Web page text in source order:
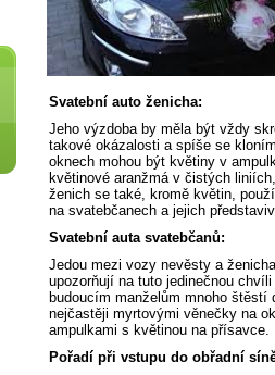
Svatební auto ženicha:
Jeho výzdoba by měla být vždy
takové okázalosti a spíše se
oknech mohou být květiny v
květinové aranžmá v čistých
ženich se také, kromě květin,
na svatebčanech a jejich
Svatební auta svatebčanů:
Jedou mezi vozy nevěsty a
upozorňují na tuto jedinečnou
budoucím manželům mnoho
nejčastěji myrtovými věnečky na
ampulkami s květinou na přísavce.
Pořadí při vstupu do obřadní